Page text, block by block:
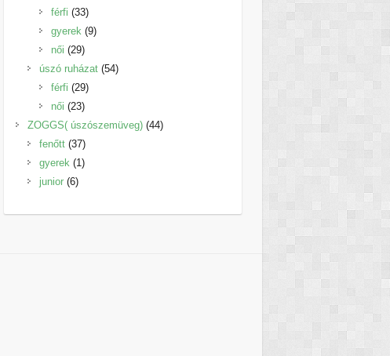
férfi 3333
termék
gyerek 99
női 2929
termék
úszó ruházat 5454
férfi 2929
női 2323
termék
ZOGGS( úszószemüveg) 4444
fenőtt 3737
termék
gyerek 11
junior 66